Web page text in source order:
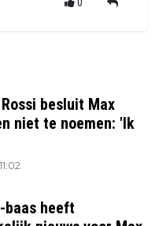
0
besluit Max
niet te noemen: 'Ik
baas heeft